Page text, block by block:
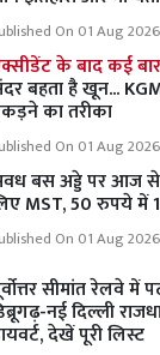
On 01 Aug
के बाद कई बार
बहता है खून...
का तरीका
On 01 Aug
बस अड्डे पर आज
MST, 50 रुपये में
On 01 Aug
सीमांत रेलवे में
नई दिल्ली
देखें पूरी लिस्ट